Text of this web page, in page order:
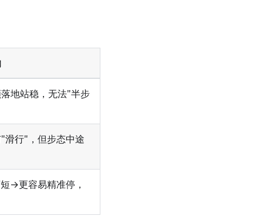
地站稳，无法"半步
滑行"，但步态中途
→更容易精准停，